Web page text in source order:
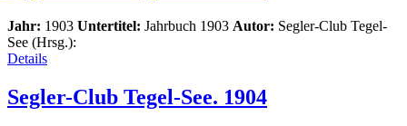
Jahr: 1903 Untertitel: Jahrbuch 1903 Autor: Segler-Club Tegel-
See (Hrsg.):
Details
Segler-Club Tegel-See. 1904